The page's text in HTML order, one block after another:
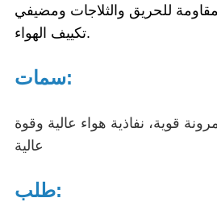
للحريق والثلاجات ومضيفي
تكييف الهواء.
سمات:
قوية، نفاذية هواء عالية وقوة
عالية
طلب: